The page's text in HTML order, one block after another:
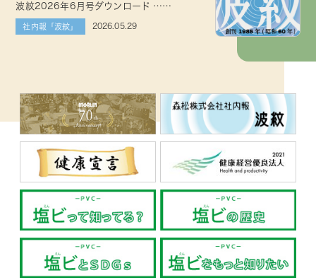
波紋2026年6月号ダウンロード ……
社内報「波紋」 2026.05.29